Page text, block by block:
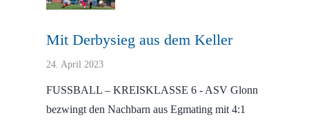
Mit Derbysieg aus dem Keller
24. April 2023
FUSSBALL – KREISKLASSE 6 - ASV Glonn
bezwingt den Nachbarn aus Egmating mit 4:1